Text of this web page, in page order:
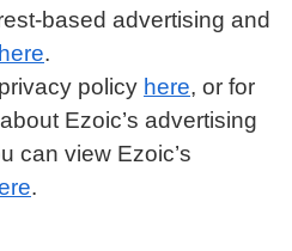
based advertising and
here.
policy here, or for
Ezoic’s advertising
can view Ezoic’s
.